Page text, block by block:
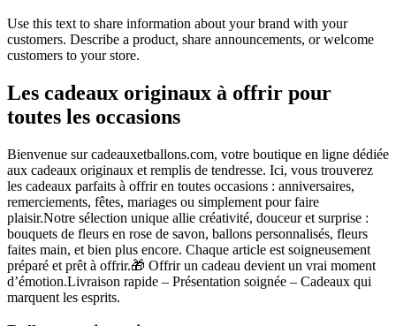
Use this text to share information about your brand with your
customers. Describe a product, share announcements, or welcome
customers to your store.
Les cadeaux originaux à offrir pour
toutes les occasions
Bienvenue sur cadeauxetballons.com, votre boutique en ligne dédiée
aux cadeaux originaux et remplis de tendresse. Ici, vous trouverez
les cadeaux parfaits à offrir en toutes occasions : anniversaires,
remerciements, fêtes, mariages ou simplement pour faire
plaisir.Notre sélection unique allie créativité, douceur et surprise :
bouquets de fleurs en rose de savon, ballons personnalisés, fleurs
faites main, et bien plus encore. Chaque article est soigneusement
préparé et prêt à offrir.🎁 Offrir un cadeau devient un vrai moment
d’émotion.Livraison rapide – Présentation soignée – Cadeaux qui
marquent les esprits.